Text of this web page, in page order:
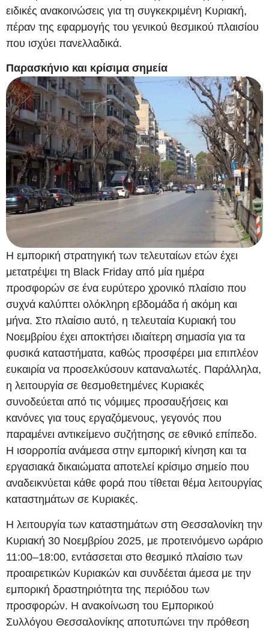
ειδικές ανακοινώσεις για τη συγκεκριμένη Κυριακή,
πέραν της εφαρμογής του γενικού θεσμικού πλαισίου
που ισχύει πανελλαδικά.
Παρασκήνιο και κρίσιμα σημεία
Η εμπορική στρατηγική των τελευταίων ετών έχει
μετατρέψει τη Black Friday από μία ημέρα
προσφορών σε ένα ευρύτερο χρονικό πλαίσιο που
συχνά καλύπτει ολόκληρη εβδομάδα ή ακόμη και
μήνα. Στο πλαίσιο αυτό, η τελευταία Κυριακή του
Νοεμβρίου έχει αποκτήσει ιδιαίτερη σημασία για τα
φυσικά καταστήματα, καθώς προσφέρει μια επιπλέον
ευκαιρία να προσελκύσουν καταναλωτές. Παράλληλα,
η λειτουργία σε θεσμοθετημένες Κυριακές
συνοδεύεται από τις νόμιμες προσαυξήσεις και
κανόνες για τους εργαζόμενους, γεγονός που
παραμένει αντικείμενο συζήτησης σε εθνικό επίπεδο.
Η ισορροπία ανάμεσα στην εμπορική κίνηση και τα
εργασιακά δικαιώματα αποτελεί κρίσιμο σημείο που
αναδεικνύεται κάθε φορά που τίθεται θέμα λειτουργίας
καταστημάτων σε Κυριακές.
Η λειτουργία των καταστημάτων στη Θεσσαλονίκη την
Κυριακή 30 Νοεμβρίου 2025, με προτεινόμενο ωράριο
11:00–18:00, εντάσσεται στο θεσμικό πλαίσιο των
προαιρετικών Κυριακών και συνδέεται άμεσα με την
εμπορική δραστηριότητα της περιόδου των
προσφορών. Η ανακοίνωση του Εμπορικού
Συλλόγου Θεσσαλονίκης αποτυπώνει την πρόθεση